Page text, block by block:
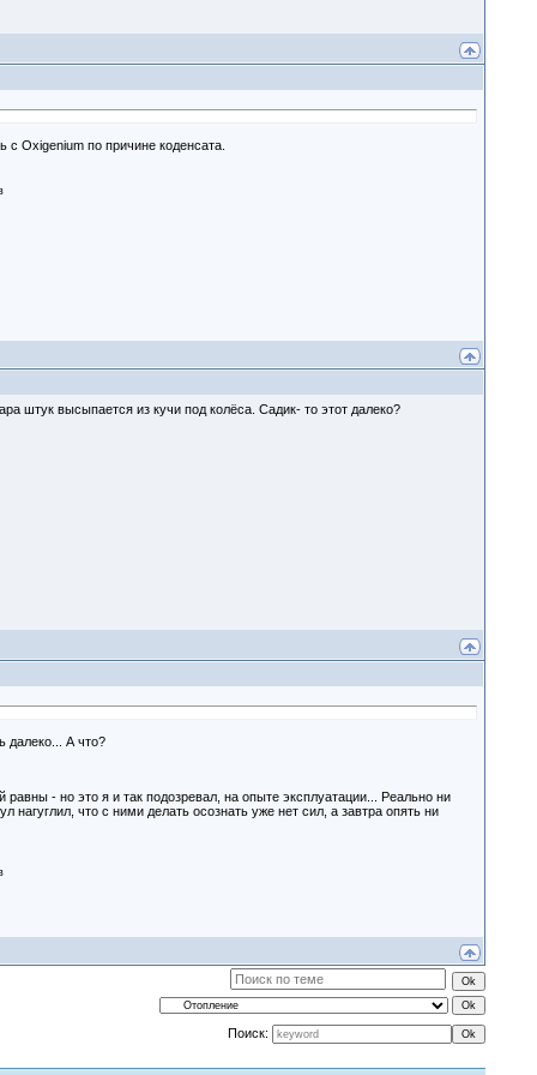
с Oxigenium по причине коденсата.
штук высыпается из кучи под колёса. Садик- то этот далеко?
далеко... А что?
- но это я и так подозревал, на опыте эксплуатации... Реально ни
нагуглил, что с ними делать осознать уже нет сил, а завтра опять ни
Поиск: